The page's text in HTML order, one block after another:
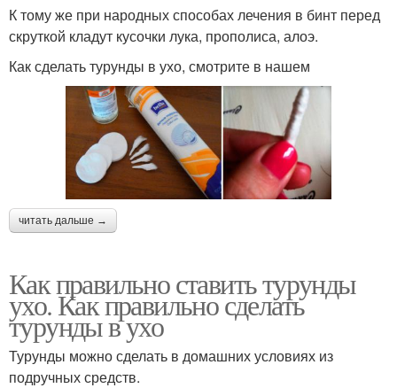
К тому же при народных способах лечения в бинт перед
скруткой кладут кусочки лука, прополиса, алоэ.
Как сделать турунды в ухо, смотрите в нашем
читать дальше →
Как правильно ставить турунды
ухо. Как правильно сделать
турунды в ухо
Турунды можно сделать в домашних условиях из
подручных средств.